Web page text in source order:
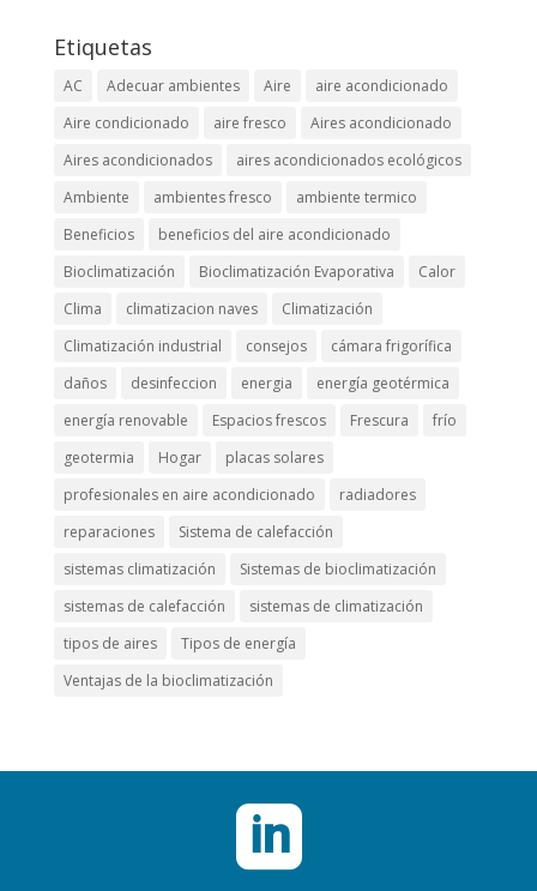
Etiquetas
AC Adecuar ambientes Aire
aire acondicionado
Aire condicionado
aire fresco
Aires acondicionado
Aires acondicionados
aires acondicionados ecológicos
Ambiente
ambientes fresco
ambiente termico
Beneficios
beneficios del aire acondicionado
Bioclimatización
Bioclimatización Evaporativa
Calor
Clima
climatizacion naves
Climatización
Climatización industrial
consejos
cámara frigorífica
daños
desinfeccion energia
energía geotérmica
energía renovable
Espacios frescos Frescura
frío
geotermia
Hogar
placas solares
profesionales en aire acondicionado
radiadores
reparaciones
Sistema de calefacción
sistemas climatización
Sistemas de bioclimatización
sistemas de calefacción
sistemas de climatización
tipos de aires
Tipos de energía
Ventajas de la bioclimatización
